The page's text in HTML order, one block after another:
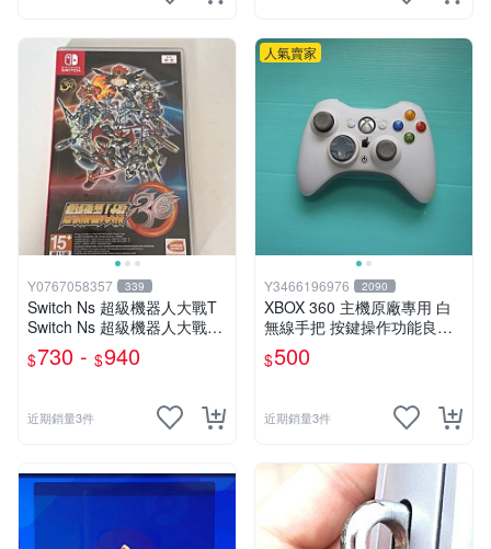
Y0767058357 339
Switch Ns 超級機器人大戰T
Switch Ns 超級機器人大戰30
Switch Ns 超級機器人大戰V
中文版
$730 - $940
近期銷量3件
人氣賣家
Y3466196976 2090
XBOX 360 主機原廠專用 白
無線手把 按鍵操作功能良好..
如圖
$500
近期銷量3件